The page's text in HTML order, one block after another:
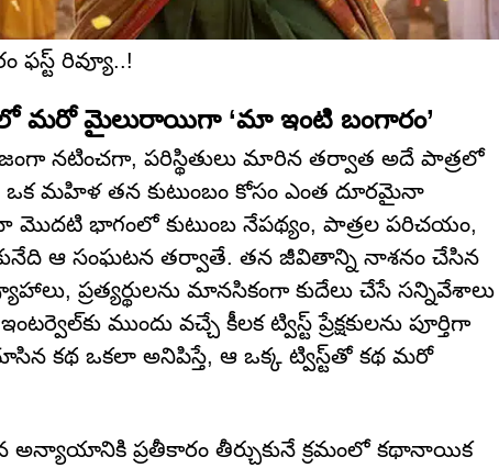
ఫస్ట్ రివ్యూ..!
మరో మైలురాయిగా ‘మా ఇంటి బంగారం’
నటించగా, పరిస్థితులు మారిన తర్వాత అదే పాత్రలో
ఒక మహిళ తన కుటుంబం కోసం ఎంత దూరమైనా
మొదటి భాగంలో కుటుంబ నేపథ్యం, పాత్రల పరిచయం,
ఆ సంఘటన తర్వాతే. తన జీవితాన్ని నాశనం చేసిన
ప్రత్యర్థులను మానసికంగా కుదేలు చేసే సన్నివేశాలు
ముందు వచ్చే కీలక ట్విస్ట్ ప్రేక్షకులను పూర్తిగా
కథ ఒకలా అనిపిస్తే, ఆ ఒక్క ట్విస్ట్‌తో కథ మరో
అన్యాయానికి ప్రతీకారం తీర్చుకునే క్రమంలో కథానాయిక